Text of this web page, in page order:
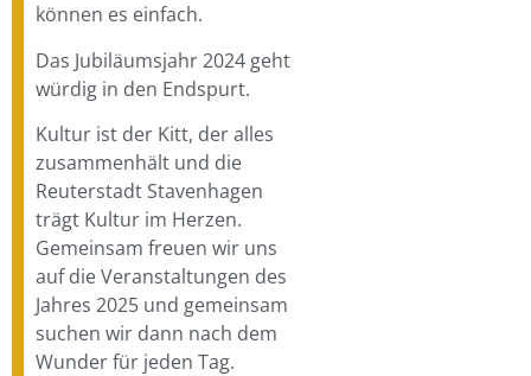
können es einfach.
Das Jubiläumsjahr 2024 geht
würdig in den Endspurt.
Kultur ist der Kitt, der alles
zusammenhält und die
Reuterstadt Stavenhagen
trägt Kultur im Herzen.
Gemeinsam freuen wir uns
auf die Veranstaltungen des
Jahres 2025 und gemeinsam
suchen wir dann nach dem
Wunder für jeden Tag.